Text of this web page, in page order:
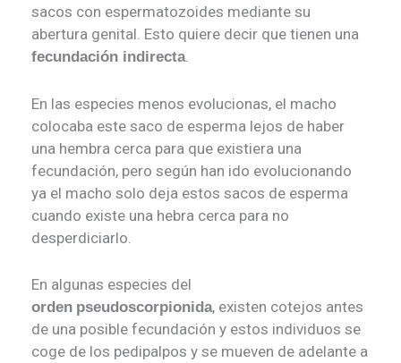
sacos con espermatozoides mediante su
abertura genital. Esto quiere decir que tienen una
fecundación indirecta.
En las especies menos evolucionas, el macho
colocaba este saco de esperma lejos de haber
una hembra cerca para que existiera una
fecundación, pero según han ido evolucionando
ya el macho solo deja estos sacos de esperma
cuando existe una hebra cerca para no
desperdiciarlo.
En algunas especies del
orden pseudoscorpionida, existen cotejos antes
de una posible fecundación y estos individuos se
coge de los pedipalpos y se mueven de adelante a